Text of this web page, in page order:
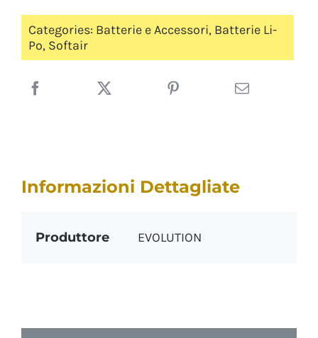
Categories: Batterie e Accessori, Batterie Li-
Po, Softair
Informazioni Dettagliate
Produttore EVOLUTION